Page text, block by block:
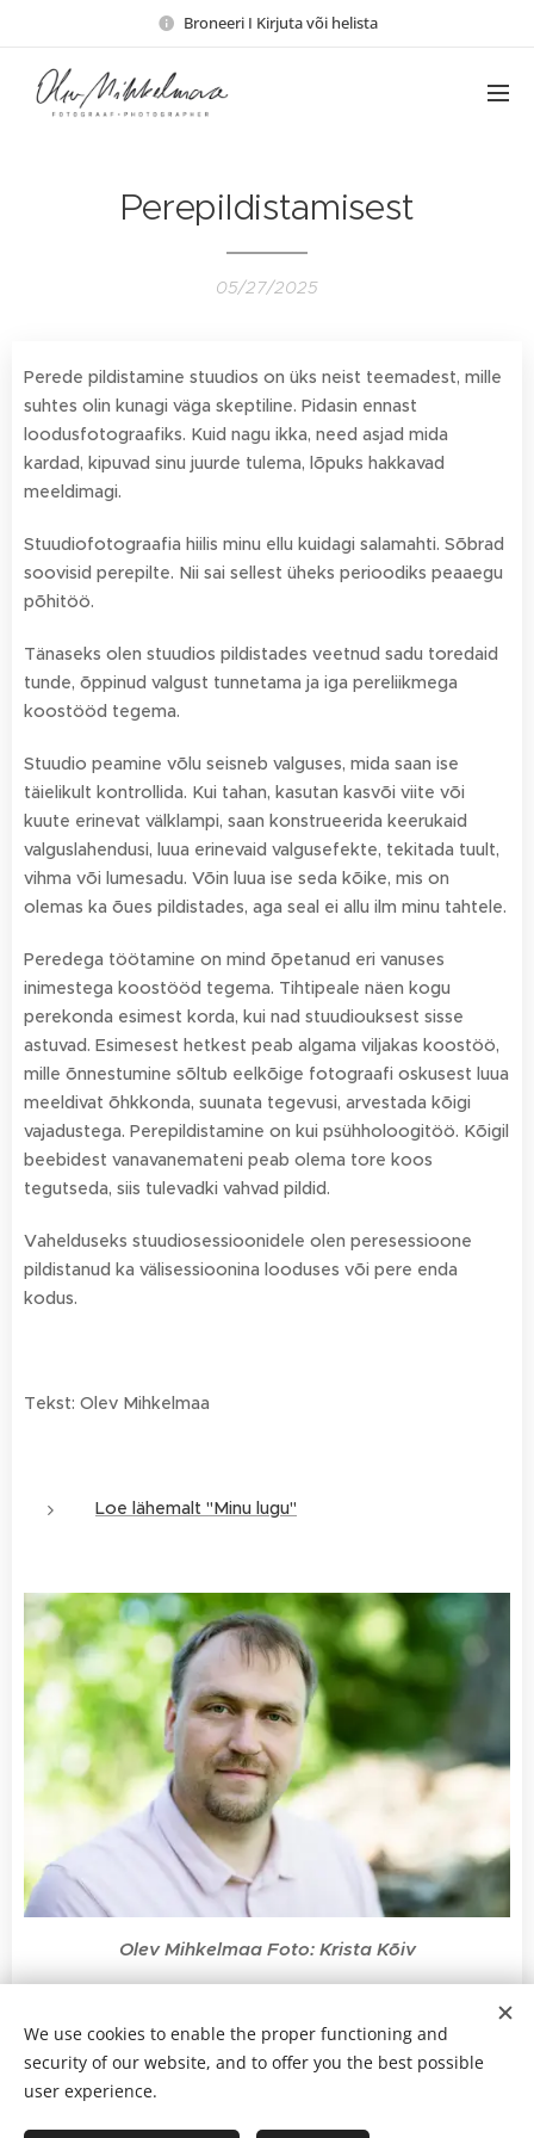
Broneeri I Kirjuta või helista
Perepildistamisest
05/27/2025
Perede pildistamine stuudios on üks neist teemadest, mille
suhtes olin kunagi väga skeptiline. Pidasin ennast
loodusfotograafiks. Kuid nagu ikka, need asjad mida
kardad, kipuvad sinu juurde tulema, lõpuks hakkavad
meeldimagi.
Stuudiofotograafia hiilis minu ellu kuidagi salamahti. Sõbrad
soovisid perepilte. Nii sai sellest üheks perioodiks peaaegu
põhitöö.
Tänaseks olen stuudios pildistades veetnud sadu toredaid
tunde, õppinud valgust tunnetama ja iga pereliikmega
koostööd tegema.
Stuudio peamine võlu seisneb valguses, mida saan ise
täielikult kontrollida. Kui tahan, kasutan kasvõi viite või
kuute erinevat välklampi, saan konstrueerida keerukaid
valguslahendusi, luua erinevaid valgusefekte, tekitada tuult,
vihma või lumesadu. Võin luua ise seda kõike, mis on
olemas ka õues pildistades, aga seal ei allu ilm minu tahtele.
Peredega töötamine on mind õpetanud eri vanuses
inimestega koostööd tegema. Tihtipeale näen kogu
perekonda esimest korda, kui nad stuudiouksest sisse
astuvad. Esimesest hetkest peab algama viljakas koostöö,
mille õnnestumine sõltub eelkõige fotograafi oskusest luua
meeldivat õhkkonda, suunata tegevusi, arvestada kõigi
vajadustega. Perepildistamine on kui psühholoogitöö. Kõigil
beebidest vanavanemateni peab olema tore koos
tegutseda, siis tulevadki vahvad pildid.
Vahelduseks stuudiosessioonidele olen peresessioone
pildistanud ka välisessioonina looduses või pere enda
kodus.
Tekst: Olev Mihkelmaa
Loe lähemalt "Minu lugu"
Olev Mihkelmaa Foto: Krista Kõiv
info@olev.ee I +372 5341 4678
Fotod ja tekstid © Olev Mihkelmaa IFotode ja tekstide
We use cookies to enable the proper functioning and
security of our website, and to offer you the best possible
user experience.